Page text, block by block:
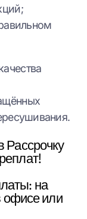
Рассрочку
на
офисе или